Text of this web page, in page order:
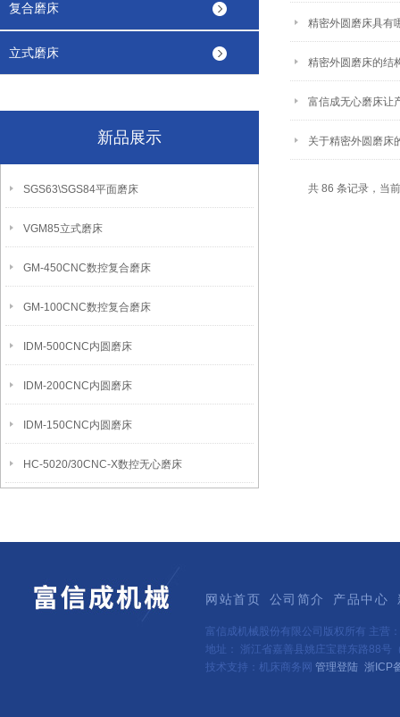
复合磨床
立式磨床
新品展示
SGS63\SGS84平面磨床
VGM85立式磨床
GM-450CNC数控复合磨床
GM-100CNC数控复合磨床
IDM-500CNC内圆磨床
IDM-200CNC内圆磨床
IDM-150CNC内圆磨床
HC-5020/30CNC-X数控无心磨床
精密外圆磨床具有
精密外圆磨床的结
富信成无心磨床让
关于精密外圆磨床
共 86 条记录，当
网站首页 公司简介 产品中心
富信成机械股份有限公司版权所有 主营：
地址： 浙江省嘉善县姚庄宝群东路88号
技术支持：机床商务网 管理登陆 浙ICP